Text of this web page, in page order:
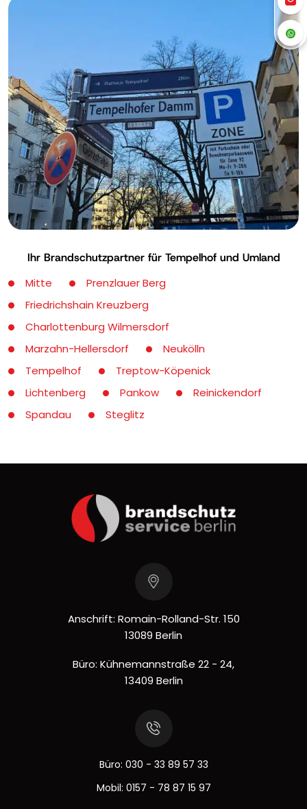
Ihr Brandschutzpartner für Tempelhof und Umland
Mitte
Prenzlauer Berg
Friedrichshain Kreuzberg
Charlottenburg Wilmersdorf
Marzahn-Hellersdorf
Neukölln
Tempelhof
Treptow-Köpenick
Lichtenberg
Pankow
Reinickendorf
Spandau
Steglitz
Anschrift: Romain-Rolland-Str. 150
13089 Berlin
Büro: Kühnemannstraße 22 - 24,
13409 Berlin
Büro: 030 - 33 89 57 33
Mobil: 0157 - 78 87 15 97